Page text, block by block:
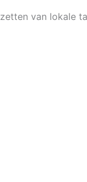
van lokale